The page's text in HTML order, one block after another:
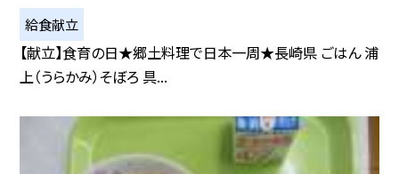
給食献立
【献立】食育の日★郷土料理で日本一周★長崎県 ごはん 浦
上（うらかみ）そぼろ 具...